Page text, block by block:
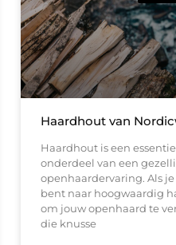
Haardhout van
Haardhout is een
onderdeel van een
openhaardervaring. Als je
bent naar hoogwaardig
om jouw openhaard te
die knusse